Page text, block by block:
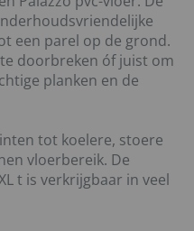
een parel op de grond.
doorbreken óf juist om
planken en de
tot koelere, stoere
vloerbereik. De
t is verkrijgbaar in veel